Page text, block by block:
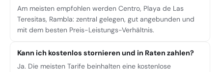
Am meisten empfohlen werden Centro, Playa de Las
Teresitas, Rambla: zentral gelegen, gut angebunden und
mit dem besten Preis-Leistungs-Verhältnis.
Kann ich kostenlos stornieren und in Raten zahlen?
Ja. Die meisten Tarife beinhalten eine kostenlose